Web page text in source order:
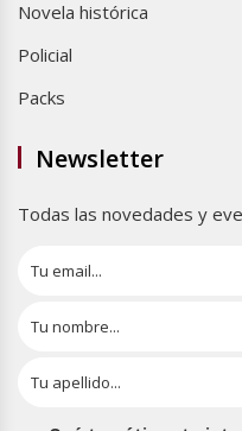
Novela histórica
Policial
Packs
Newsletter
Todas las novedades y